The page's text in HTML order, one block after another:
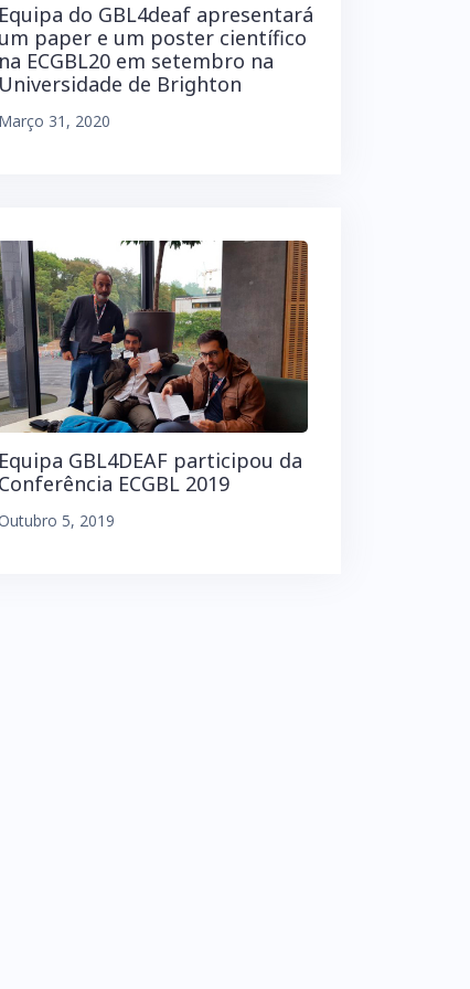
Equipa do GBL4deaf apresentará
um paper e um poster científico
na ECGBL20 em setembro na
Universidade de Brighton
Março 31, 2020
Equipa GBL4DEAF participou da
Conferência ECGBL 2019
5, 2019